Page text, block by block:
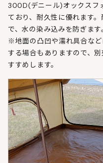
300D(デニール)オックスフ
ており、耐久性に優れます
で、水の染み込みを防ぎます
※地面の凸凹や濡れ具合な
する場合もありますので、
すすめします。